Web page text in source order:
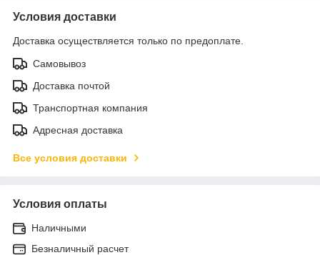
Условия доставки
Доставка осуществляется только по предоплате.
Самовывоз
Доставка почтой
Транспортная компания
Адресная доставка
Все условия доставки
Условия оплаты
Наличными
Безналичный расчет